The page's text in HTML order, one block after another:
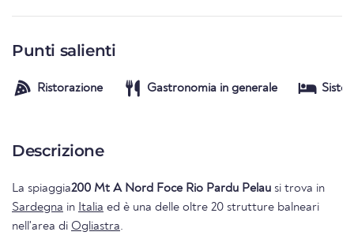
Punti salienti
Ristorazione Gastronomia in generale
Descrizione
La spiaggia200 Mt A Nord Foce Rio Pardu Pelau si trova in
Sardegna in Italia ed è una delle oltre 20 strutture balneari
nell'area di Ogliastra.